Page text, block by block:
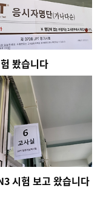
봤습니다
시험 보고 왔습니다